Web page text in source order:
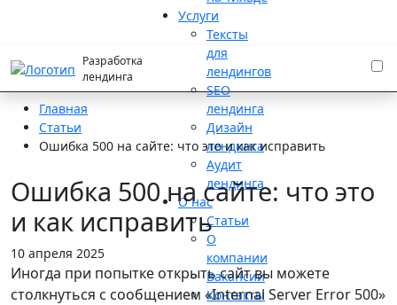
Разработка
лендинга
Услуги
Тексты
для
лендингов
SEO
лендинга
Дизайн
лендинга
Аудит
лендинга
О нас
Статьи
О
компании
Вакансии
Контакты
Главная
Статьи
Ошибка 500 на сайте: что это и как исправить
Ошибка 500 на сайте: что это
и как исправить
10 апреля 2025
Иногда при попытке открыть сайт вы можете
столкнуться с сообщением «Internal Server Error 500»